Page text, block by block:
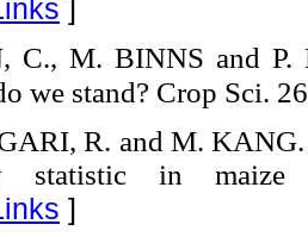
]
C., M. BINNS and P.
we stand? Crop Sci.
R. and M.
statistic in maize
]